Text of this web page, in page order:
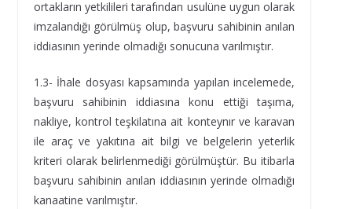
ortakların yetkilileri tarafından usulüne uygun olarak
imzalandığı görülmüş olup, başvuru sahibinin anılan
iddiasının yerinde olmadığı sonucuna varılmıştır.
1.3- İhale dosyası kapsamında yapılan incelemede,
başvuru sahibinin iddiasına konu ettiği taşıma,
nakliye, kontrol teşkilatına ait konteynır ve karavan
ile araç ve yakıtına ait bilgi ve belgelerin yeterlik
kriteri olarak belirlenmediği görülmüştür. Bu itibarla
başvuru sahibinin anılan iddiasının yerinde olmadığı
kanaatine varılmıştır.